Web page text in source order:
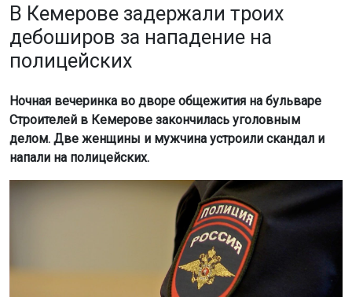
В Кемерове задержали троих
дебоширов за нападение на
полицейских
Ночная вечеринка во дворе общежития на бульваре
Строителей в Кемерове закончилась уголовным
делом. Две женщины и мужчина устроили скандал и
напали на полицейских.